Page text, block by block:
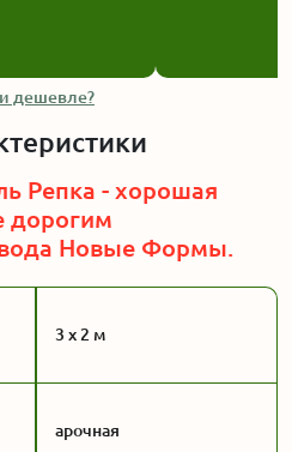
дешевле?
Репка - хорошая
дорогим
Новые Формы.
3 x 2 м
арочная